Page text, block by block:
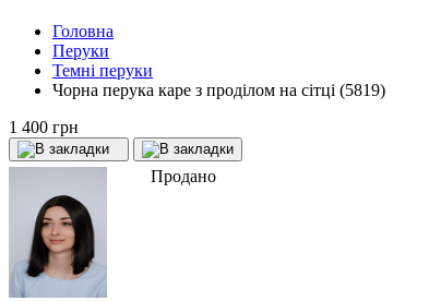
Головна
Перуки
Темні перуки
Чорна перука каре з проділом на сітці (5819)
1 400 грн
Продано